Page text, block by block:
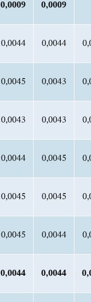
0,0009 0,0009
0,0044 0,0044
0,0045 0,0043
0,0043 0,0043
0,0044 0,0045
0,0045 0,0045
0,0045 0,0044
0,0044 0,0044